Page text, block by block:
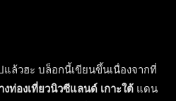
ล้วฮะ บล็อกนี้เขียนขึ้นเนื่องจากที่
งท่องเที่ยวนิวซีแลนด์ เกาะใต้ แดน